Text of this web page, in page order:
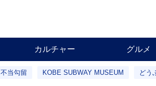
カルチャー グルメ
不当勾留 KOBE SUBWAY MUSEUM どう